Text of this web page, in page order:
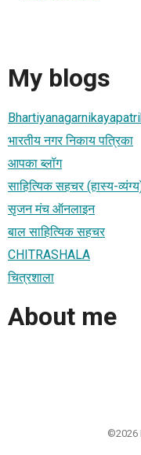
My blogs
भारतीय नगर निकाय पत्रिका
आपका ब्लॉग
साहित्यिक सहचर (हास्य-
सृजन मंच ऑनलाइन
बाल साहित्यिक सहचर
CHITRASHALA
चित्रशाला
About me
©2026